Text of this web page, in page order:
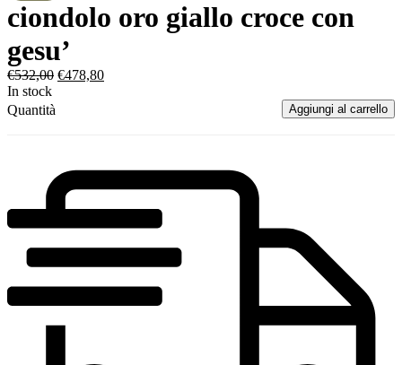
ciondolo oro giallo croce con
gesu’
€532,00 €478,80
In stock
Quantità
Aggiungi al carrello